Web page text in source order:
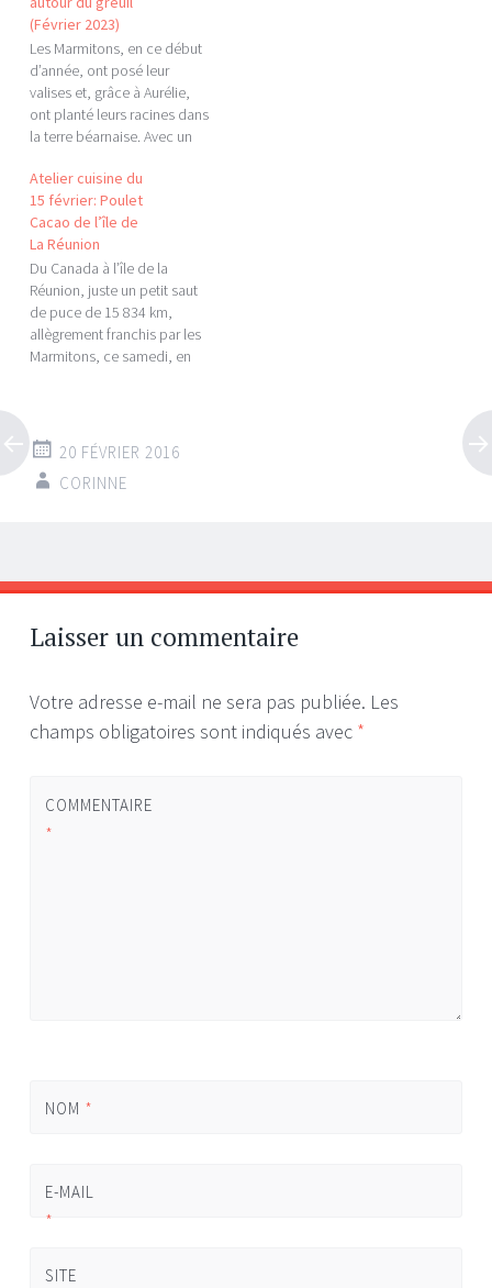
(Février 2023)
Les Marmitons, en ce début
d’année, ont posé leur
valises et, grâce à Aurélie,
ont planté leurs racines dans
la terre béarnaise. Avec un
la fin autour de sa Majesté, le
GREUIL (Grulh en béarnais) !
Et du greuil bien buzéen,
puisque fabriqué avec
amour…
Atelier cuisine du
15 février: Poulet
Cacao de l’île de
La Réunion
Du Canada à l’île de la
Réunion, juste un petit saut
de puce de 15 834 km,
allègrement franchis par les
Marmitons, ce samedi, en
pour le dessert, c’est une
au lait de coco qui…
20 FÉVRIER 2016
CORINNE
Navigation
des
articles
←
→
Laisser un commentaire
Votre adresse e-mail ne sera pas publiée. Les
champs obligatoires sont indiqués avec *
COMMENTAIRE
*
NOM *
E-MAIL
*
SITE